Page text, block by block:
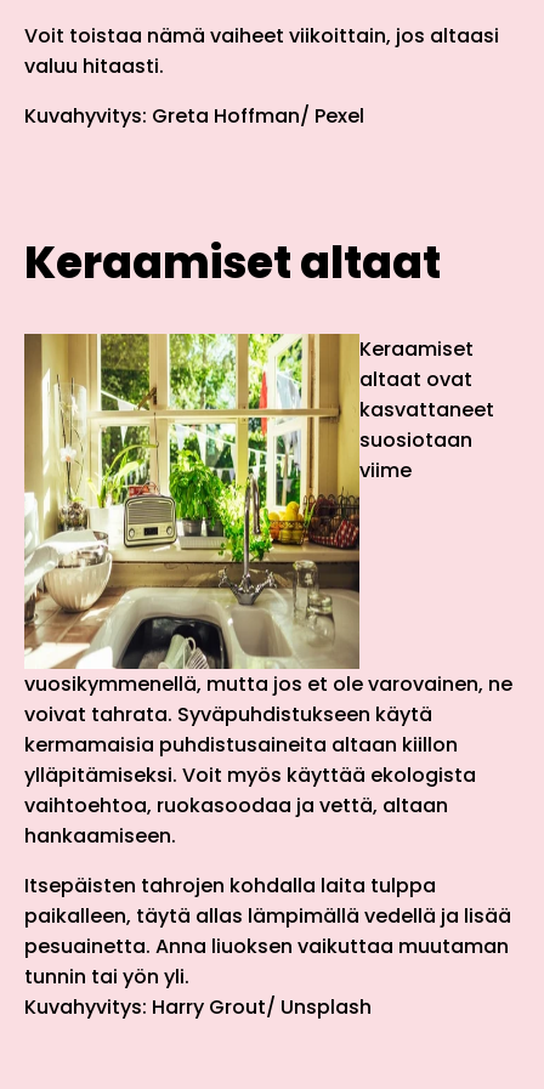
Voit toistaa nämä vaiheet viikoittain, jos altaasi
valuu hitaasti.
Kuvahyvitys: Greta Hoffman/ Pexel
Keraamiset altaat
Keraamiset
altaat ovat
kasvattaneet
suosiotaan
viime
vuosikymmenellä, mutta jos et ole varovainen, ne
voivat tahrata. Syväpuhdistukseen käytä
kermamaisia puhdistusaineita altaan kiillon
ylläpitämiseksi. Voit myös käyttää ekologista
vaihtoehtoa, ruokasoodaa ja vettä, altaan
hankaamiseen.
Itsepäisten tahrojen kohdalla laita tulppa
paikalleen, täytä allas lämpimällä vedellä ja lisää
pesuainetta. Anna liuoksen vaikuttaa muutaman
tunnin tai yön yli.
Kuvahyvitys: Harry Grout/ Unsplash